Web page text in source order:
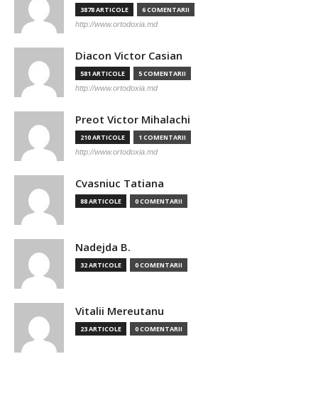
3878 ARTICOLE 6 COMENTARII
http://www.ortodoxia.md
Diacon Victor Casian
581 ARTICOLE 5 COMENTARII
http://www.ortodoxia.md
Preot Victor Mihalachi
210 ARTICOLE 1 COMENTARII
http://www.ortodoxia.md
Cvasniuc Tatiana
88 ARTICOLE 0 COMENTARII
Nadejda B.
32 ARTICOLE 0 COMENTARII
Vitalii Mereutanu
23 ARTICOLE 0 COMENTARII